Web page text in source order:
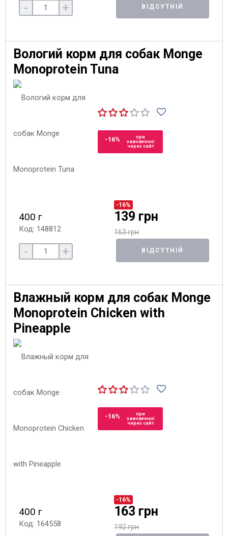
- + ВІДСУТНІЙ
Вологий корм для собак Monge
Monoprotein Tuna
-16%
при
замовленні
через сайт
400 г
Код: 148812
-16%
139 грн
163 грн
- + ВІДСУТНІЙ
Влажный корм для собак Monge
Monoprotein Chicken with
Pineapple
-16%
при
замовленні
через сайт
400 г
Код: 164558
-16%
163 грн
192 грн